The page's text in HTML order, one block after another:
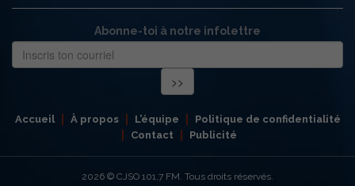
Abonne-toi à notre infolettre
Accueil À propos L’équipe
Politique de confidentialité
Contact
Publicité
2026 © CJSO 101,7 FM. Tous droits réservés.